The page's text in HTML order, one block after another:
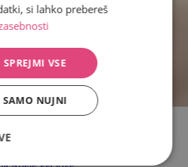
Nakit
si lahko prebereš
SPREJMI VSE
SAMO NUJNI